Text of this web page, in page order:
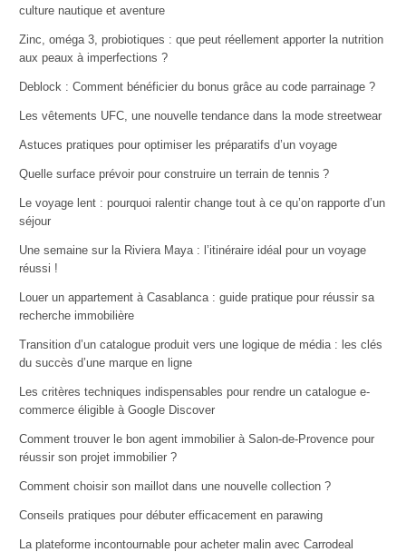
culture nautique et aventure
Zinc, oméga 3, probiotiques : que peut réellement apporter la nutrition
aux peaux à imperfections ?
Deblock : Comment bénéficier du bonus grâce au code parrainage ?
Les vêtements UFC, une nouvelle tendance dans la mode streetwear
Astuces pratiques pour optimiser les préparatifs d’un voyage
Quelle surface prévoir pour construire un terrain de tennis ?
Le voyage lent : pourquoi ralentir change tout à ce qu’on rapporte d’un
séjour
Une semaine sur la Riviera Maya : l’itinéraire idéal pour un voyage
réussi !
Louer un appartement à Casablanca : guide pratique pour réussir sa
recherche immobilière
Transition d’un catalogue produit vers une logique de média : les clés
du succès d’une marque en ligne
Les critères techniques indispensables pour rendre un catalogue e-
commerce éligible à Google Discover
Comment trouver le bon agent immobilier à Salon-de-Provence pour
réussir son projet immobilier ?
Comment choisir son maillot dans une nouvelle collection ?
Conseils pratiques pour débuter efficacement en parawing
La plateforme incontournable pour acheter malin avec Carrodeal